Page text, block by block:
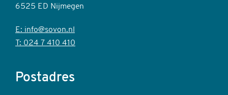
6525 ED Nijmegen
E: info@sovon.nl
T: 024 7 410 410
Postadres